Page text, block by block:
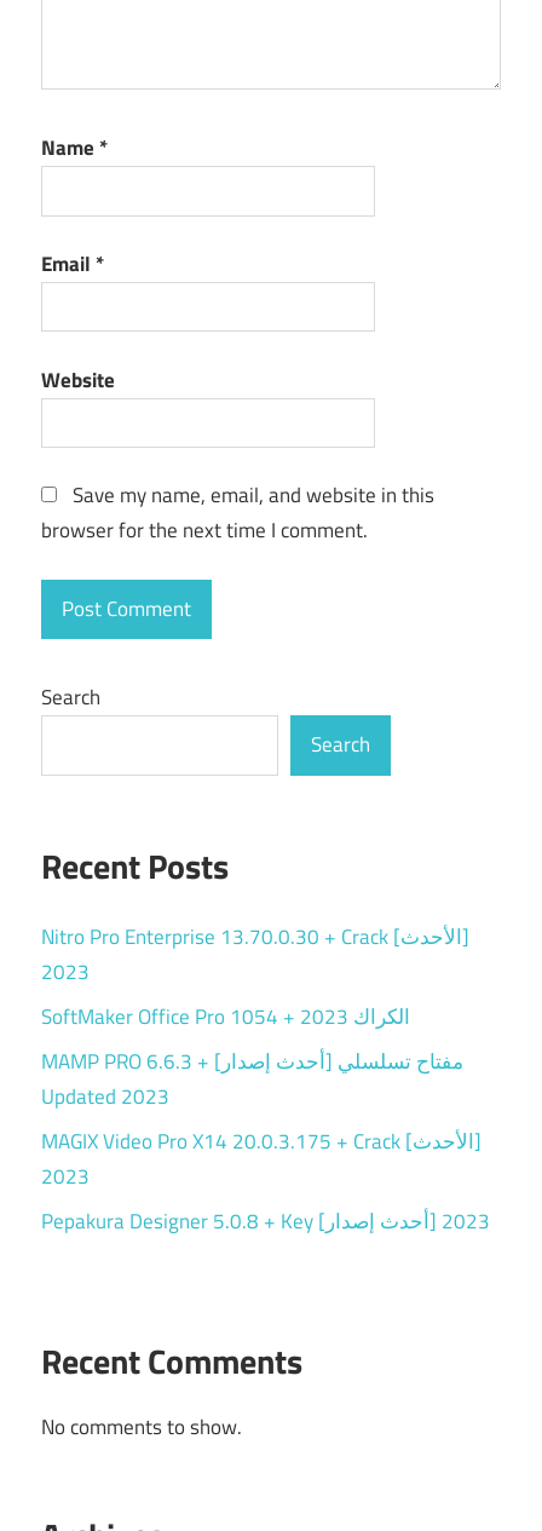
Name *
Email *
Website
Save my name, email, and website in this
browser for the next time I comment.
Search
Search
Recent Posts
Nitro Pro Enterprise 13.70.0.30 + Crack [الأحدث]
2023
SoftMaker Office Pro 1054 + الكراك 2023
MAMP PRO 6.6.3 + مفتاح تسلسلي [أحدث إصدار]
Updated 2023
MAGIX Video Pro X14 20.0.3.175 + Crack [الأحدث]
2023
Pepakura Designer 5.0.8 + Key [أحدث إصدار] 2023
Recent Comments
No comments to show.